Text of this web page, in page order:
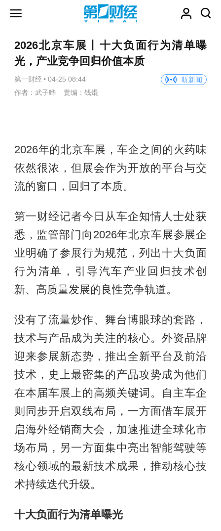
2026北京车展丨十大负面行为清单曝
光，产业竞争回归价值本质
第一财经 • 04-25 08:44
听新闻
作者：武子晔 责编：钱焜
2026年的北京车展，车企之间的火药味
依然很浓，但展会作为开放的平台与交
流的窗口，回归了本质。
第一财经记者今日从车企知情人士处获
悉，监管部门向2026年北京车展参展企
业明确了参展行为规范，列出十大负面
行为清单，引导汽车产业回归技术创
新、高质量发展的良性竞争轨道。
没有了流量炒作、舞台博眼球的套路，
技术与产品成为关注的核心。外资品牌
迎来参展新态势，推出全新平台及前沿
技术，史上最密集的产品攻势成为他们
在本届车展上的高频关键词。自主车企
则同步开启双线布局，一方面借车展开
启海外经销商大会，加速推进全球化市
场布局，另一方面集中亮出智能驾驶等
核心领域的最新技术成果，推动核心技
术持续迭代升级。
十大负面行为清单曝光